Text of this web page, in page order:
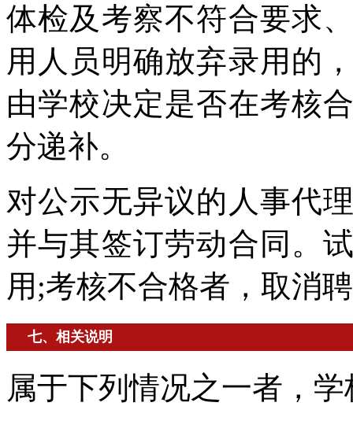
体检及考察不符合要求
用人员明确放弃录用的
由学校决定是否在考核
分递补。
对公示无异议的人事代
并与其签订劳动合同。
用;考核不合格者，取消
七、相关说明
属于下列情况之一者，